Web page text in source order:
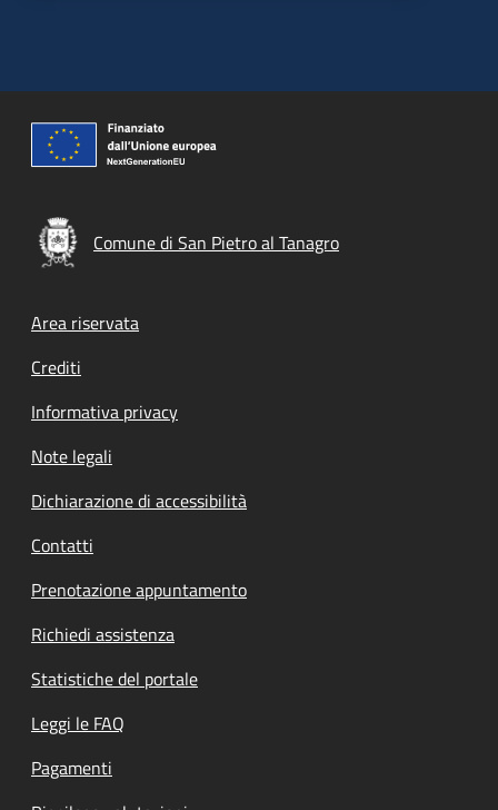
Comune di San Pietro al Tanagro
Footer menu
Area riservata
Crediti
Informativa privacy
Note legali
Dichiarazione di accessibilità
Contatti
Prenotazione appuntamento
Richiedi assistenza
Statistiche del portale
Leggi le FAQ
Pagamenti